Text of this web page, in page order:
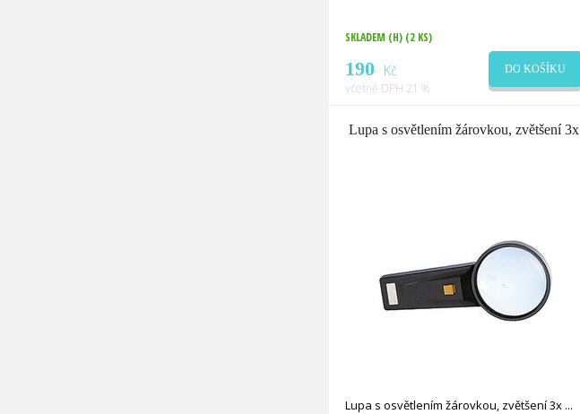
SKLADEM (H) (2 KS)
190 Kč
včetně DPH 21 %
DO KOŠÍKU
Lupa s osvětlením žárovkou, zvětšení 3x
Lupa s osvětlením žárovkou, zvětšení 3x